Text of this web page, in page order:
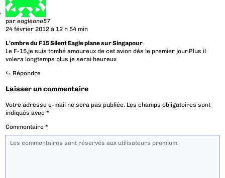
pareagleone57
24 février 2012 à 12 h 54 min
L’ombre du F15 Silent Eagle plane sur Singapour
Le F-15,je suis tombé amoureux de cet avion dés le premier jour.Plus il
volera longtemps plus je serai heureux
⮑ Répondre
Laisser un commentaire
Votre adresse e-mail ne sera pas publiée. Les champs obligatoires sont
indiqués avec*
Commentaire*